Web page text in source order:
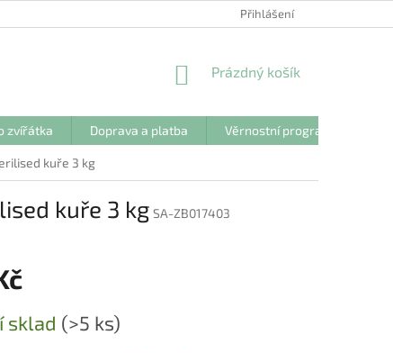
OSOBNÍCH ÚDAJŮ Přihlášení
NÁKUPNÍ
Prázdný košík
zvířátka Doprava a platba Věrnostní program
kuře 3 kg
kuře 3 kg SA-ZB017403
sklad (>5 ks)